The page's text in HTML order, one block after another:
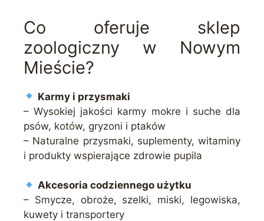
Co oferuje sklep
zoologiczny w Nowym
Mieście?
Karmy i przysmaki
– Wysokiej jakości karmy mokre i suche dla
psów, kotów, gryzoni i ptaków
– Naturalne przysmaki, suplementy, witaminy
i produkty wspierające zdrowie pupila
Akcesoria codziennego użytku
– Smycze, obroże, szelki, miski, legowiska,
kuwety i transportery